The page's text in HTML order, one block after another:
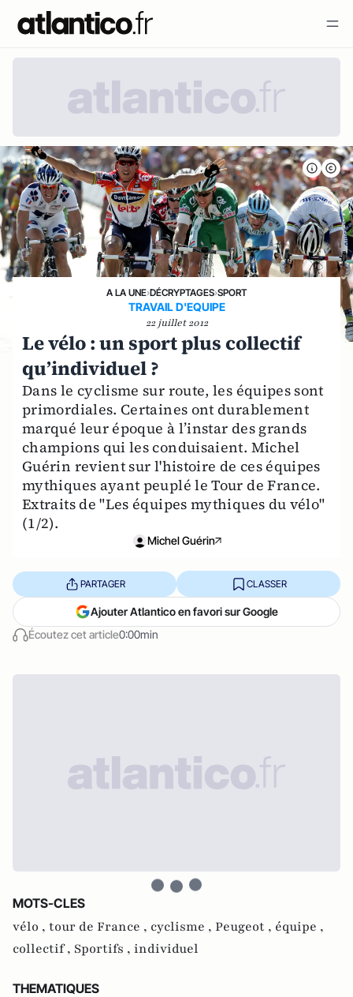
A LA UNE›DÉCRYPTAGES›SPORT
TRAVAIL D'EQUIPE
22 juillet 2012
Le vélo : un sport plus collectif
qu’individuel ?
Dans le cyclisme sur route, les équipes sont
primordiales. Certaines ont durablement
marqué leur époque à l’instar des grands
champions qui les conduisaient. Michel
Guérin revient sur l'histoire de ces équipes
mythiques ayant peuplé le Tour de France.
Extraits de "Les équipes mythiques du vélo"
(1/2).
Michel Guérin
Écoutez cet article0:00min
PARTAGER CLASSER
Ajouter Atlantico en favori sur Google
MOTS-CLES
vélo , tour de France , cyclisme , Peugeot , équipe ,
collectif , Sportifs , individuel
THEMATIQUES